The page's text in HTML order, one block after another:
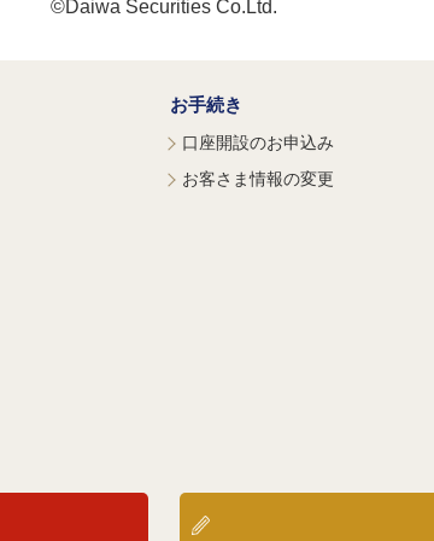
©Daiwa Securities Co.Ltd.
お手続き
口座開設のお申込み
お客さま情報の変更